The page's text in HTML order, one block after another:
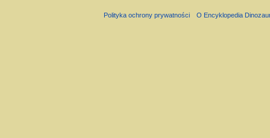
Polityka ochrony prywatności O Encyklopedia